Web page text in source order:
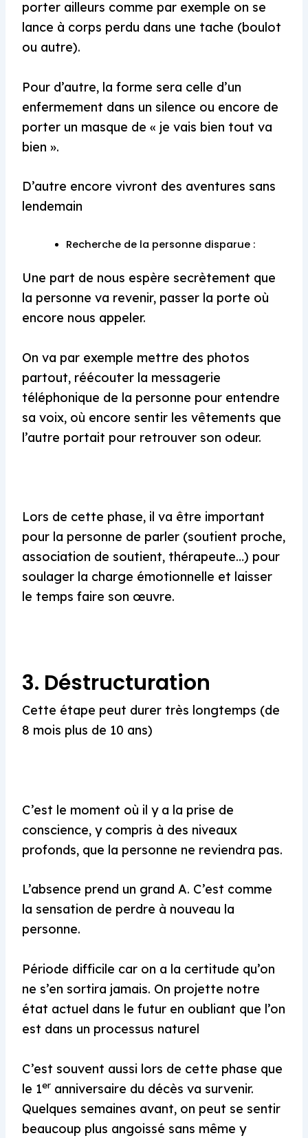
porter ailleurs comme par exemple on se
lance à corps perdu dans une tache (boulot
ou autre).
Pour d’autre, la forme sera celle d’un
enfermement dans un silence ou encore de
porter un masque de « je vais bien tout va
bien ».
D’autre encore vivront des aventures sans
lendemain
Recherche de la personne disparue :
Une part de nous espère secrètement que
la personne va revenir, passer la porte où
encore nous appeler.
On va par exemple mettre des photos
partout, réécouter la messagerie
téléphonique de la personne pour entendre
sa voix, où encore sentir les vêtements que
l’autre portait pour retrouver son odeur.
Lors de cette phase, il va être important
pour la personne de parler (soutient proche,
association de soutient, thérapeute…) pour
soulager la charge émotionnelle et laisser
le temps faire son œuvre.
3. Déstructuration
Cette étape peut durer très longtemps (de
8 mois plus de 10 ans)
C’est le moment où il y a la prise de
conscience, y compris à des niveaux
profonds, que la personne ne reviendra pas.
L’absence prend un grand A. C’est comme
la sensation de perdre à nouveau la
personne.
Période difficile car on a la certitude qu’on
ne s’en sortira jamais. On projette notre
état actuel dans le futur en oubliant que l’on
est dans un processus naturel
C’est souvent aussi lors de cette phase que
le 1er anniversaire du décès va survenir.
Quelques semaines avant, on peut se sentir
beaucoup plus angoissé sans même y